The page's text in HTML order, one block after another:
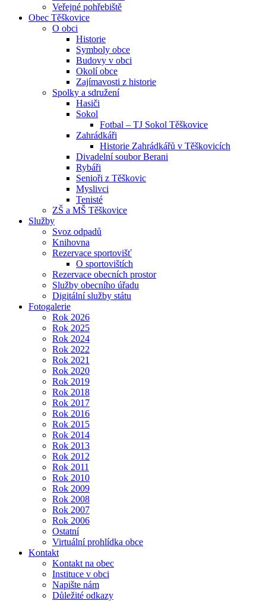
Veřejné pohřebiště
Obec Těškovice
O obci
Historie
Symboly obce
Budovy v obci
Okolí obce
Zajímavosti z historie
Spolky a sdružení
Hasiči
Sokol
Fotbal – TJ Sokol Těškovice
Zahrádkáři
Historie Zahrádkářů v Těškovicích
Divadelní soubor Berani
Rybáři
Senioři z Těškovic
Myslivci
Tenisté
ZŠ a MŠ Těškovice
Služby
Svoz odpadů
Knihovna
Rezervace sportovišť
O sportovištích
Rezervace obecních prostor
Služby obecního úřadu
Digitální služby státu
Fotogalerie
Rok 2026
Rok 2025
Rok 2024
Rok 2022
Rok 2021
Rok 2020
Rok 2019
Rok 2018
Rok 2017
Rok 2016
Rok 2015
Rok 2014
Rok 2013
Rok 2012
Rok 2011
Rok 2010
Rok 2009
Rok 2008
Rok 2007
Rok 2006
Ostatní
Virtuální prohlídka obce
Kontakt
Kontakt na obec
Instituce v obci
Napište nám
Důležité odkazy